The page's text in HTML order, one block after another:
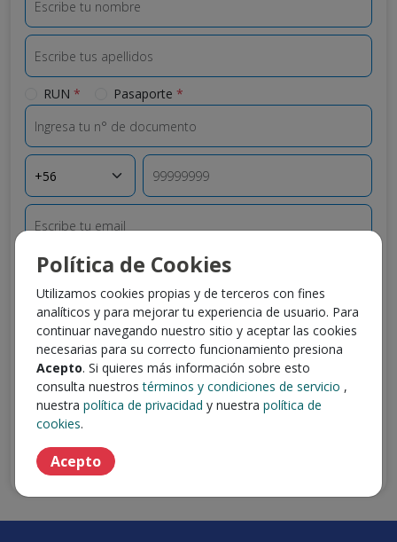
Escribe tus apellidos
Tipo de documento de identidad
RUN * Pasaporte *
Número de documento
Origen Teléfono Teléfono
Escribe tu email
Escribe tu contraseña
Al presionar "Crear mi cuenta " declaras que has leído y
aceptado losTérminos y condiciones de servicio -
Trabajando.comyla política de privacidad.
Crear mi cuenta
Ingresa con tu usuario y contraseña
Política de Cookies
Utilizamos cookies propias y de terceros con fines
analíticos y para mejorar tu experiencia de usuario. Para
continuar navegando nuestro sitio y aceptar las cookies
necesarias para su correcto funcionamiento presiona
Acepto. Si quieres más información sobre esto
consulta nuestrostérminos y condiciones de servicio ,
nuestra política de privacidad y nuestra política de
cookies.
Acepto